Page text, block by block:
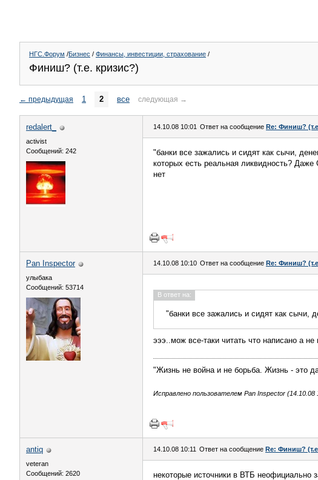
НГС.Форум /Бизнес / Финансы, инвестиции, страхование /
Финиш? (т.е. кризис?)
← предыдущая 1 2 все следующая →
redalert_
activist
Сообщений: 242
14.10.08 10:01 Ответ на сообщение Re: Финиш?
"банки все зажались и сидят как сычи,
которых есть реальная ликвидность?
нет
Pan Inspector
улыбака
Сообщений: 53714
14.10.08 10:10 Ответ на сообщение Re: Финиш?
В ответ на:
"банки все зажались и сидят как сычи,
эээ..мож все-таки читать что написано а
"Жизнь не война и не борьба. Жизнь - это
Исправлено пользователем Pan Inspector (14.10.08
antiq
veteran
Сообщений: 2620
14.10.08 10:11 Ответ на сообщение Re: Финиш?
некоторые источники в ВТБ неофициально